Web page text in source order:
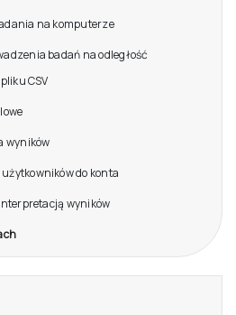
na komputerze
badań na odległość
CSV
wyników
do konta
wyników